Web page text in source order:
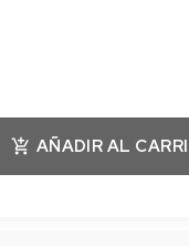
 AÑADIR AL